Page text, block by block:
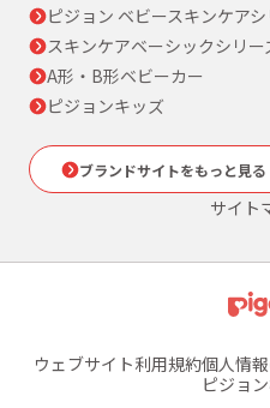
ピジョン ベビースキンケア
スキンケアベーシックシリー
A形・B形ベビーカー
ピジョンキッズ
ブランドサイトをもっと見る
サイト
ウェブサイト利用規約個人情
ピジョ